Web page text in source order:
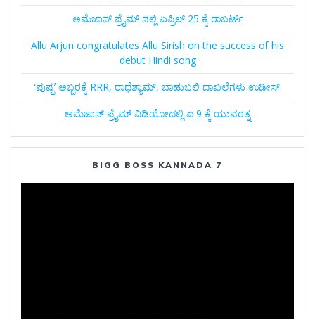
ಅಮೆಜಾನ್‌ ಪ್ರೈಮ್‌ ನಲ್ಲಿ ಏಪ್ರಿಲ್‌ 25 ಕ್ಕೆ ರಾಬರ್ಟ್‌
Allu Arjun congratulates Allu Sirish on the success of his
debut Hindi song
ʻಪುಷ್ಪʼ ಅಬ್ಬರಕ್ಕೆ RRR, ರಾಧೆಶ್ಯಾಮ್, ಬಾಹುಬಲಿ ದಾಖಲೆಗಳು ಉಡೀಸ್.
ಅಮೆಜಾನ್‌ ಪ್ರೈಮ್‌ ವಿಡಿಯೋದಲ್ಲಿ ಏ.9 ಕ್ಕೆ ಯುವರತ್ನ
BIGG BOSS KANNADA 7